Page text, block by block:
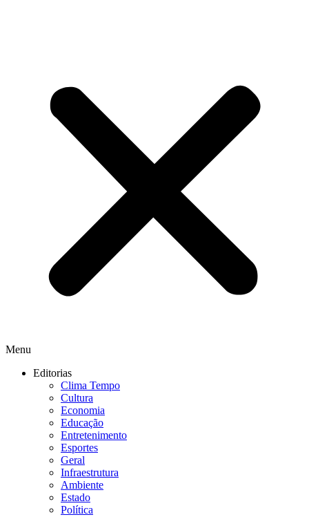
Menu
Editorias
Clima Tempo
Cultura
Economia
Educação
Entretenimento
Esportes
Geral
Infraestrutura
Ambiente
Estado
Política